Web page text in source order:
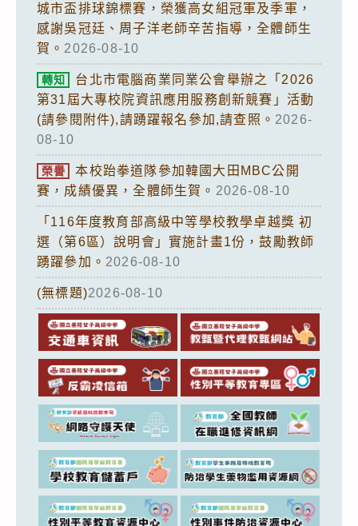
城市盃排球錦標賽，榮獲高女組冠軍及季軍，
感謝吳冠廷、周子洋老師辛苦指導，全體師生
賀。 2026-08-10
轉知
台北市電腦商業同業公會舉辦之「2026
第31屆大專校院資訊應用服務創新競賽」活動
(請參閱附件),請踴躍報名參加,請查照。 2026-
08-10
榮譽
本校跆拳道隊參加韓國大田MBC公開
賽，成績優異，全體師生賀。 2026-08-10
「116年度教育部高級中等學校教學卓越獎 初
選（第6區）說明會」實施計畫1份，鼓勵教師
踴躍參加。 2026-08-10
(無標題)2026-08-10